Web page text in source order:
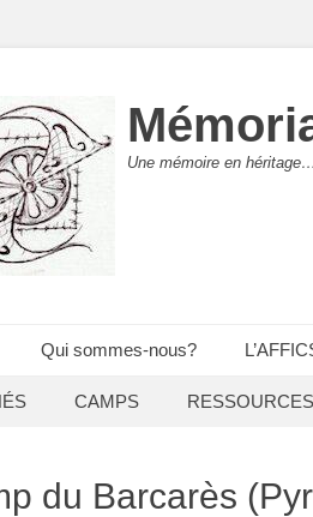
Une mémoire en héritage…
Qui sommes-nous?
CAMPS
du Barcarès